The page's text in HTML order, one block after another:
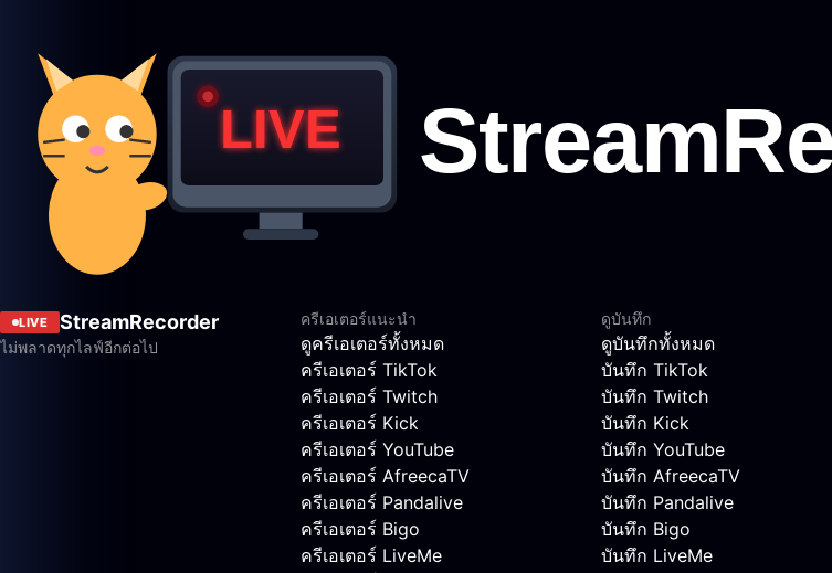
LIVE StreamRecorder
ไม่พลาดทุกไลฟ์อีกต่อไป
ครีเอเตอร์แนะนำ
ดูครีเอเตอร์ทั้งหมด
ครีเอเตอร์ TikTok
ครีเอเตอร์ Twitch
ครีเอเตอร์ Kick
ครีเอเตอร์ YouTube
ครีเอเตอร์ AfreecaTV
ครีเอเตอร์ Pandalive
ครีเอเตอร์ Bigo
ครีเอเตอร์ LiveMe
ดูบันทึก
ดูบันทึกทั้งหมด
บันทึก TikTok
บันทึก Twitch
บันทึก Kick
บันทึก YouTube
บันทึก AfreecaTV
บันทึก Pandalive
บันทึก Bigo
บันทึก LiveMe